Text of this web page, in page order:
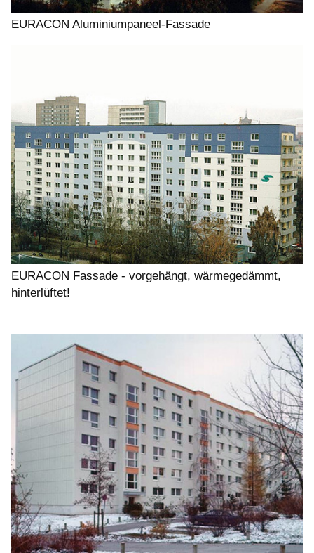
EURACON Aluminiumpaneel-Fassade
EURACON Fassade - vorgehängt, wärmegedämmt,
hinterlüftet!